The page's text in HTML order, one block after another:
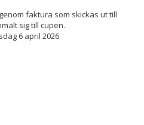
faktura som skickas ut till
sig till cupen.
6 april 2026.